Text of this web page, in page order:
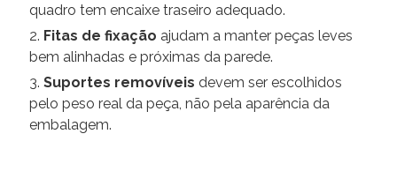
quadro tem encaixe traseiro adequado.
Fitas de fixação ajudam a manter peças leves
bem alinhadas e próximas da parede.
Suportes removíveis devem ser escolhidos
pelo peso real da peça, não pela aparência da
embalagem.